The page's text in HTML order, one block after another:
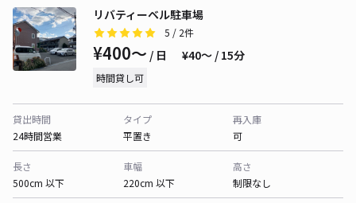
リバティーベル駐車場
5 / 2件
¥400〜 / 日 ¥40〜 / 15分
時間貸し可
貸出時間
24時間営業
タイプ
平置き
再入庫
可
長さ
500cm 以下
車幅
220cm 以下
高さ
制限なし